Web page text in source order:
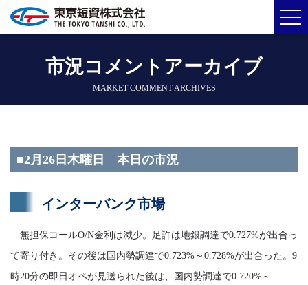
市況コメントアーカイブ
MARKET COMMENT ARCHIVES
■2月26日木曜日 本日の市況
インターバンク市場
無担保コールO/N金利は減少。足許は地銀調達で0.727%が出合っ
て寄り付き。その後は国内勢調達で0.723%～0.728%が出合った。9
時20分の即日オペが見送られた後は、国内勢調達で0.720%～